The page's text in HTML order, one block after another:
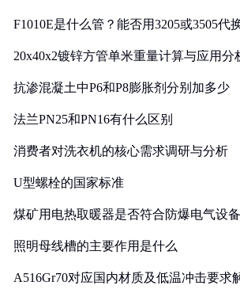
F1010E是什么管？能否用3205或3505代
20x40x2镀锌方管单米重量计算与应用分
抗渗混凝土中P6和P8膨胀剂分别加多少
法兰PN25和PN16有什么区别
消费者对洗衣机的核心需求调研与分析
U型螺栓的国家标准
煤矿用电热取暖器是否符合防爆电气设
照明母线槽的主要作用是什么
A516Gr70对应国内材质及低温冲击要求